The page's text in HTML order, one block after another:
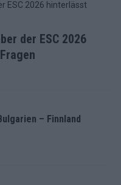
der ESC 2026
– Finnland